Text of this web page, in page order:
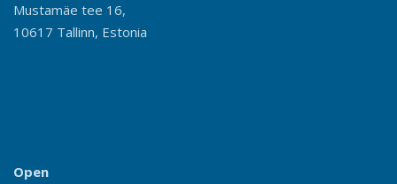
Mustamäe tee 16,
10617 Tallinn, Estonia
Open